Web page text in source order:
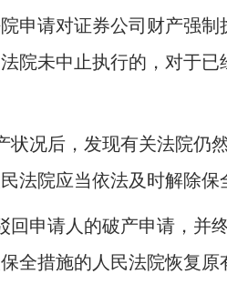
申请对证券公司财产强
院未中止执行的，对于
况后，发现有关法院仍
法院应当依法及时解除保
申请人的破产申请，并
全措施的人民法院恢复